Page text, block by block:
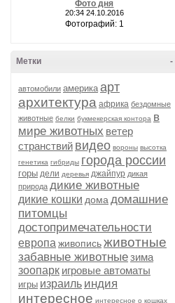
Фото дня
20:34 24.10.2016
Фотографий: 1
-
Метки
автомобили америка арт
архитектура африка бездомные
животные белки букмекерская контора в
мире животных ветер
странствий видео вороны высотка
генетика гибриды города россии
горы дели деревья джайпур дикая
природа дикие животные
дикие кошки дома домашние
питомцы
достопримечательности
европа живописьживотные
забавные животныезима
зоопарк игровые автоматы
игры израиль индия
интересное интересное о кошках